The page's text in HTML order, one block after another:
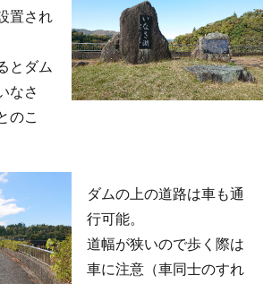
置され
とダム
なさ
のこ
ダムの上の道路は車も通
行可能。
道幅が狭いので歩く際は
車に注意（車同士のすれ